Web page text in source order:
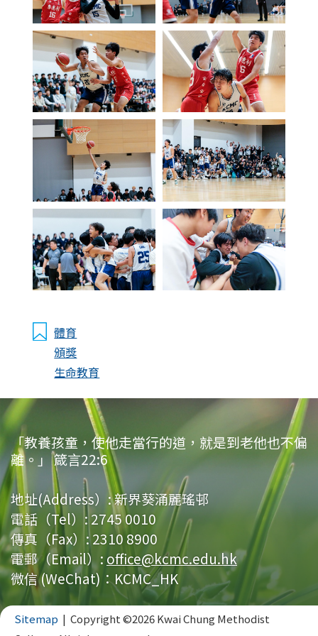
體育
頒獎
生命教育
「教養孩童，使他走當行的道，就是到老他也不偏
離。」 箴言22:6
地址(Address）:新界葵涌麗瑤邨
電話（Tel）:2745 0010
傳真（Fax）:2310 8900
電郵（Email）: office@kcmc.edu.hk
微信 (WeChat)：KCMC_HK
Sitemap | Copyright ©2026 Kwai Chung Methodist